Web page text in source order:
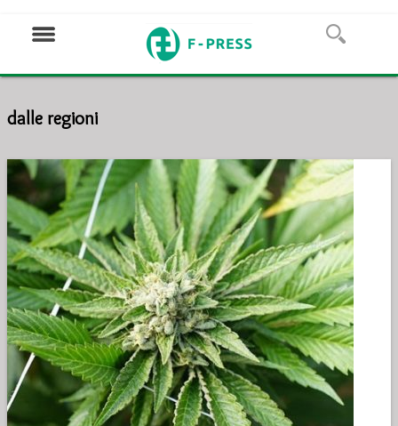
dalle regioni